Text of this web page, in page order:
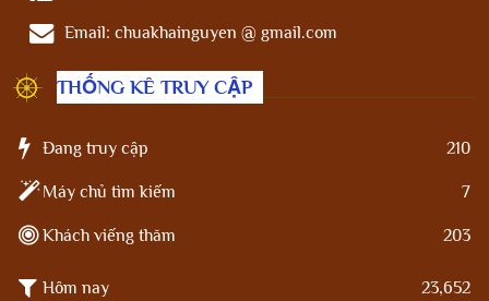
Email: chuakhainguyen @ gmail.com
THỐNG KÊ TRUY CẬP
Đang truy cập 210
Máy chủ tìm kiếm 7
Khách viếng thăm 203
Hôm nay 23,652